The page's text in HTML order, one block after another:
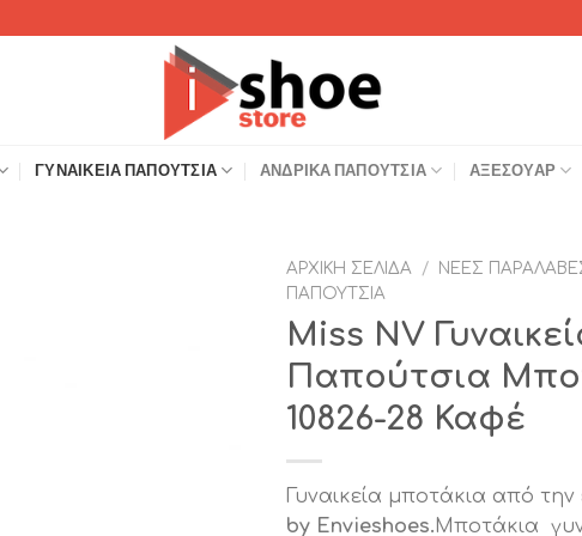
ΓΥΝΑΙΚΕΊΑ ΠΑΠΟΎΤΣΙΑ ΑΝΔΡΙΚΆ ΠΑΠΟΎΤΣΙΑ ΑΞΕΣΟΥΆΡ
ΑΡΧΙΚΉ ΣΕΛΊΔΑ / ΝΈΕΣ
ΠΑΠΟΎΤΣΙΑ
Miss NV
Παπούτσια
10826-28 Καφέ
Γυναικεία μποτάκια από την
by Envieshoes. Μποτάκια